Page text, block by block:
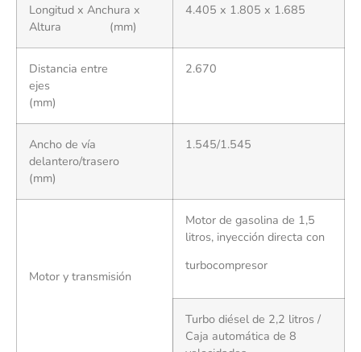
Longitud x Anchura x
Altura (mm)
4.405 x 1.805 x 1.685
Distancia entre
ejes
(mm)
2.670
Ancho de vía
delantero/trasero
(mm)
1.545/1.545
Motor y transmisión
Motor de gasolina de 1,5
litros, inyección directa con
turbocompresor
Turbo diésel de 2,2 litros /
Caja automática de 8